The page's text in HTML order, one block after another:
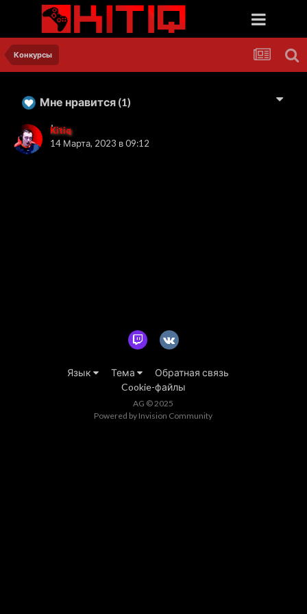
Конкурсы
Мне нравится (1)
Kitiq
14 Марта, 2023 в 09:12
Язык Тема
Обратная связь
Cookie-файлы
AG © 2025
Powered by Invision Community